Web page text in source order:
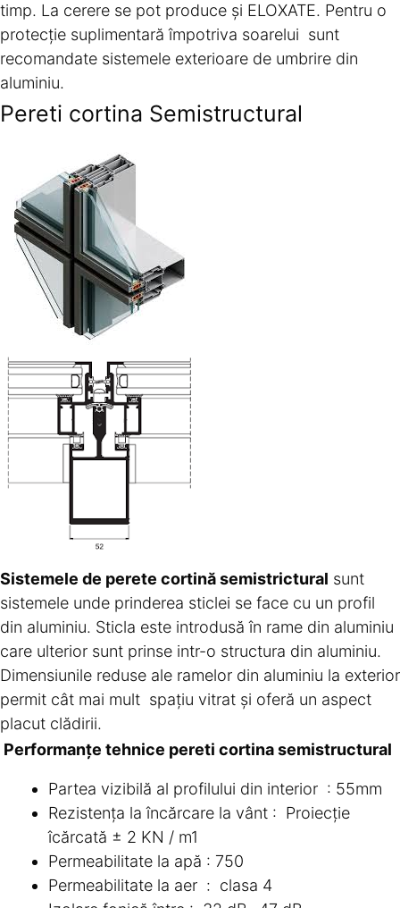
timp. La cerere se pot produce și ELOXATE. Pentru o
protecție suplimentară împotriva soarelui sunt
recomandate sistemele exterioare de umbrire din
aluminiu.
Pereti cortina Semistructural
Sistemele de perete cortină semistrictural sunt
sistemele unde prinderea sticlei se face cu un profil
din aluminiu. Sticla este introdusă în rame din aluminiu
care ulterior sunt prinse intr-o structura din aluminiu.
Dimensiunile reduse ale ramelor din aluminiu la exterior
permit cât mai mult spațiu vitrat și oferă un aspect
placut clădirii.
Performanțe tehnice pereti cortina semistructural
Partea vizibilă al profilului din interior : 55mm
Rezistența la încărcare la vânt : Proiecție
îcărcată ± 2 KN / m1
Permeabilitate la apă : 750
Permeabilitate la aer : clasa 4